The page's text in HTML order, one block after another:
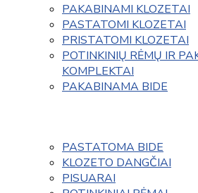
PAKABINAMI KLOZETAI
PASTATOMI KLOZETAI
PRISTATOMI KLOZETAI
POTINKINIŲ RĖMŲ IR
KOMPLEKTAI
PAKABINAMA BIDE
PASTATOMA BIDE
KLOZETO DANGČIAI
PISUARAI